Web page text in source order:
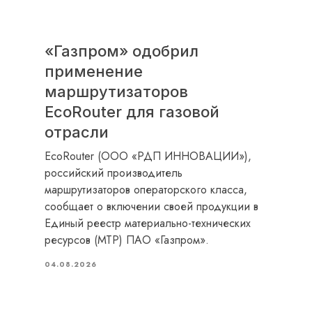
«Газпром» одобрил
применение
маршрутизаторов
EcoRouter для газовой
отрасли
EcoRouter (ООО «РДП ИННОВАЦИИ»),
российский производитель
маршрутизаторов операторского класса,
сообщает о включении своей продукции в
Единый реестр материально-технических
ресурсов (МТР) ПАО «Газпром».
04.08.2026